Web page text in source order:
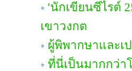
'นักเขียนซีไรต์
เขาวงกต
ผู้พิพากษาและเ
ที่นี่เป็นมากกว่า